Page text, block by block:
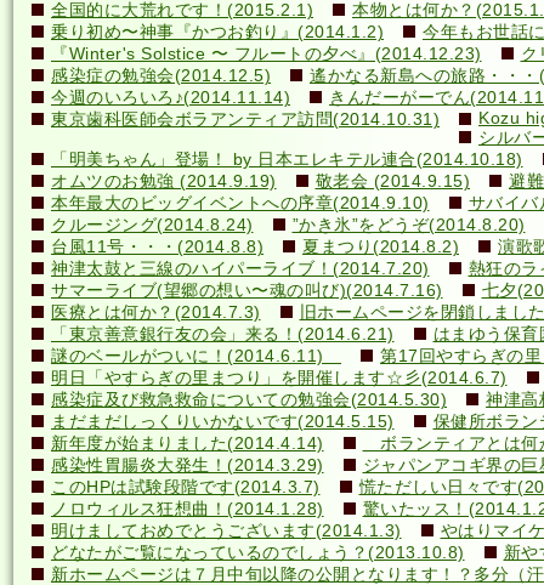
全国的に大荒れです！(2015.2.1)
本物とは何か？
乗り初め〜神事『かつお釣り』(2014.1.2)
今年もお世話
『Winter's Solstice 〜 フルートの夕べ』(2014.12.23)
ク
感染症の勉強会(2014.12.5)
遙かなる新島への旅路・・
今週のいろいろ♪(2014.11.14)
きんだーがーでん
東京歯科医師会ボラアンティア訪問(2014.10.31)
Kozu
シルバ
「明美ちゃん」登場！ by 日本エレキテル連合(2014.10.18)
オムツのお勉強 (2014.9.19)
敬老会 (2014.9.15)
避
本年最大のビッグイベントへの序章(2014.9.10)
サバイ
クルージング(2014.8.24)
”かき氷”をどうぞ(2014.8.20)
台風11号・・・(2014.8.8)
夏まつり(2014.8.2)
演歌
神津太鼓と三線のハイパーライブ！(2014.7.20)
熱狂の
サマーライブ(望郷の想い〜魂の叫び)(2014.7.16)
七夕
医療とは何か？(2014.7.3)
旧ホームページを閉鎖しまし
「東京善意銀行友の会」来る！(2014.6.21)
はまゆう保
謎のベールがついに！(2014.6.11)
第17回やすらぎの
明日「やすらぎの里まつり」を開催します☆彡(2014.6.7)
感染症及び救急救命についての勉強会(2014.5.30)
神津高
まだまだしっくりいかないです(2014.5.15)
保健所ボラ
新年度が始まりました(2014.4.14)
ボランティアとは
感染性胃腸炎大発生！(2014.3.29)
ジャパンアコギ界の
このHPは試験段階です(2014.3.7)
慌ただしい日々です
ノロウィルス狂想曲！(2014.1.28)
驚いたッス！
明けましておめでとうございます(2014.1.3)
やはりマイ
どなたがご覧になっているのでしょう？(2013.10.8)
新や
新ホームページは７月中旬以降の公開となります！？多分